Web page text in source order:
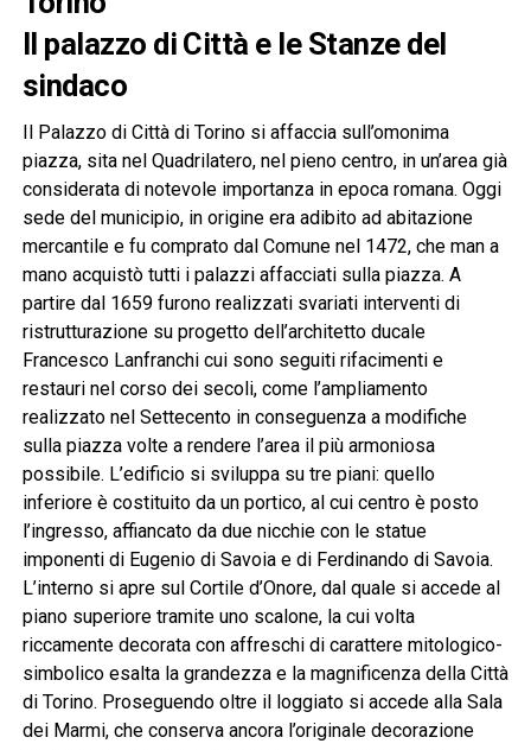
Il palazzo di Città e le Stanze del
sindaco
Il Palazzo di Città di Torino si affaccia sull’omonima
piazza, sita nel Quadrilatero, nel pieno centro, in un’area già
considerata di notevole importanza in epoca romana. Oggi
sede del municipio, in origine era adibito ad abitazione
mercantile e fu comprato dal Comune nel 1472, che man a
mano acquistò tutti i palazzi affacciati sulla piazza. A
partire dal 1659 furono realizzati svariati interventi di
ristrutturazione su progetto dell’architetto ducale
Francesco Lanfranchi cui sono seguiti rifacimenti e
restauri nel corso dei secoli, come l’ampliamento
realizzato nel Settecento in conseguenza a modifiche
sulla piazza volte a rendere l’area il più armoniosa
possibile. L’edificio si sviluppa su tre piani: quello
inferiore è costituito da un portico, al cui centro è posto
l’ingresso, affiancato da due nicchie con le statue
imponenti di Eugenio di Savoia e di Ferdinando di Savoia.
L’interno si apre sul Cortile d’Onore, dal quale si accede al
piano superiore tramite uno scalone, la cui volta
riccamente decorata con affreschi di carattere mitologico-
simbolico esalta la grandezza e la magnificenza della Città
di Torino. Proseguendo oltre il loggiato si accede alla Sala
dei Marmi, che conserva ancora l’originale decorazione